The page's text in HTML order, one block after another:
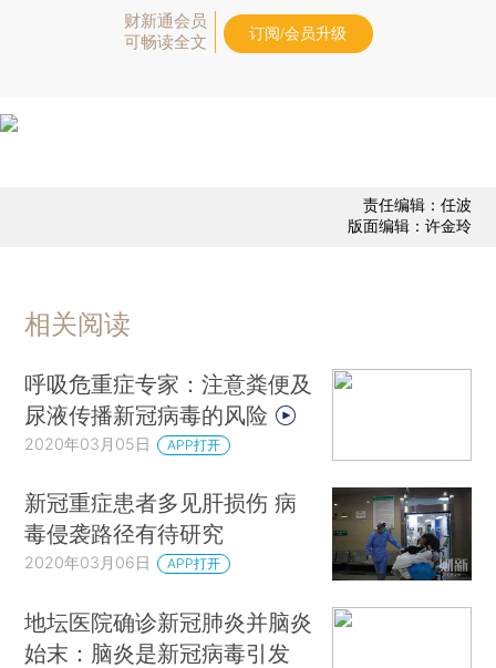
财新通会员
可畅读全文
订阅/会员升级
责任编辑：任波
版面编辑：许金玲
相关阅读
呼吸危重症专家：注意粪便及
尿液传播新冠病毒的风险
2020年03月05日 APP打开
新冠重症患者多见肝损伤 病
毒侵袭路径有待研究
2020年03月06日 APP打开
地坛医院确诊新冠肺炎并脑炎
始末：脑炎是新冠病毒引发